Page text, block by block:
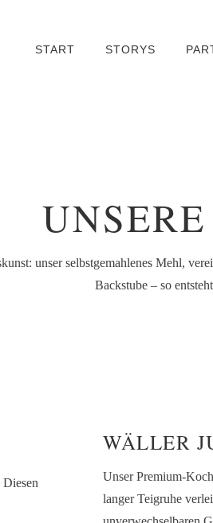
START STORYS
unser selbstgemahlenes Mehl,
Backstube – so
WÄLLER
Unser Premium-
langer Teigruhe